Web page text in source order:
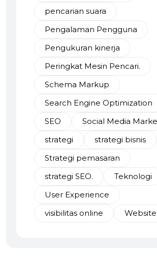
pencarian suara
Pengalaman Pengguna
Pengukuran kinerja
Peringkat Mesin Pencari.
Schema Markup
Search Engine Optimization
SEO
Social Media
strategi
strategi bisnis
Strategi pemasaran
strategi SEO.
Teknologi
User Experience
visibilitas online
Website